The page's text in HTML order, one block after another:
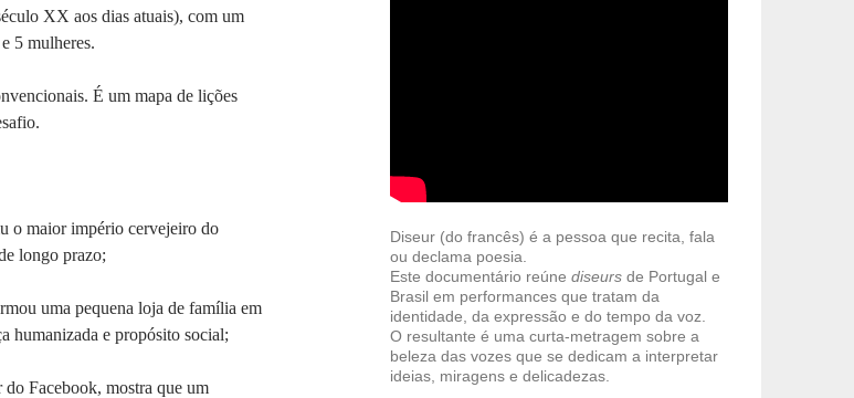
XX aos dias atuais), com um
5 mulheres.
É um mapa de lições
o maior império cervejeiro do
longo prazo;
uma pequena loja de família em
humanizada e propósito social;
Facebook, mostra que um
Diseur (do francês) é a pessoa que recita, fala
ou declama poesia.
Este documentário reúne diseurs de Portugal e
Brasil em performances que tratam da
identidade, da expressão e do tempo da voz.
O resultante é uma curta-metragem sobre a
beleza das vozes que se dedicam a interpretar
ideias, miragens e delicadezas.